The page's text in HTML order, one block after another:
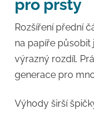
pro prsty
Rozšíření přední
na papíře působit
výrazný rozdíl.
generace pro
Výhody širší